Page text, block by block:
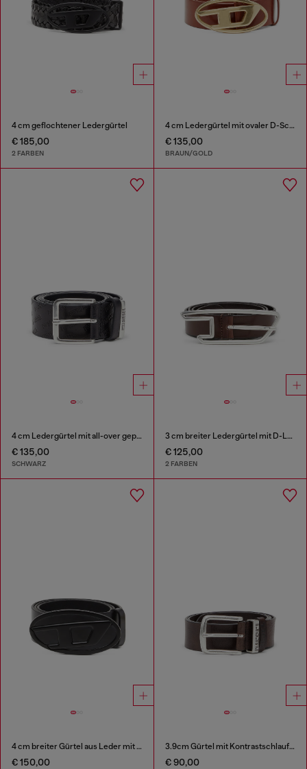
4 cm geflochtener Ledergürtel
€ 185,00
2 FARBEN
4 cm Ledergürtel mit ovaler D-Schnalle
€ 135,00
BRAUN/GOLD
4 cm Ledergürtel mit all-over geprägtem Diesel logo
€ 135,00
SCHWARZ
3 cm breiter Ledergürtel mit D-Logo-Schnalle
€ 125,00
2 FARBEN
4 cm breiter Gürtel aus Leder mit Oval D-Plakette
€ 150,00
3.9cm Gürtel mit Kontrastschlaufen
€ 90,00